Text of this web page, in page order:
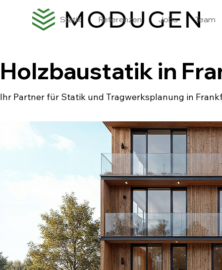
Statik Referenzen Jobs Team
Holzbaustatik in
Ihr Partner für Statik und Tragwerksplanung in